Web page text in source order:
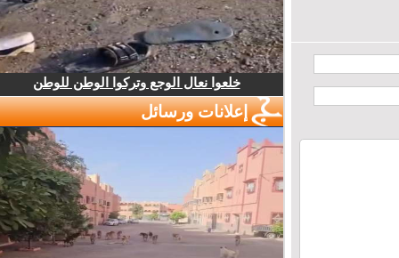
خلعوا نعال الوجع وتركوا الوطن للوطن
إعلانات ورسائل